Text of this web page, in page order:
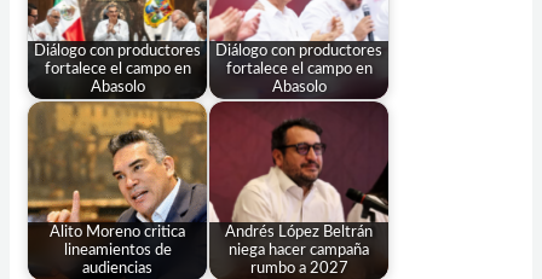
Diálogo con productores
fortalece el campo en
Abasolo
Diálogo con productores
fortalece el campo en
Abasolo
Alito Moreno critica
lineamientos de
audiencias
Andrés López Beltrán
niega hacer campaña
rumbo a 2027